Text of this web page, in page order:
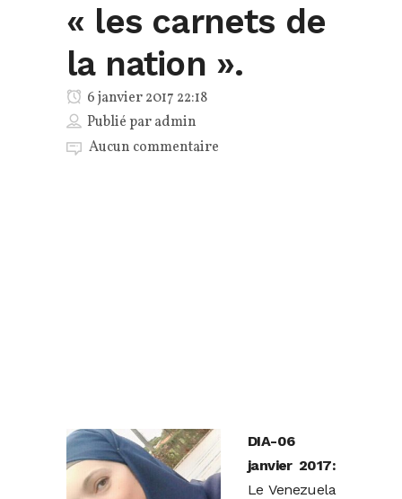
« les carnets de
la nation ».
6 janvier 2017 22:18
Publié paradmin
Aucun commentaire
DIA-06
janvier 2017:
Le Venezuela